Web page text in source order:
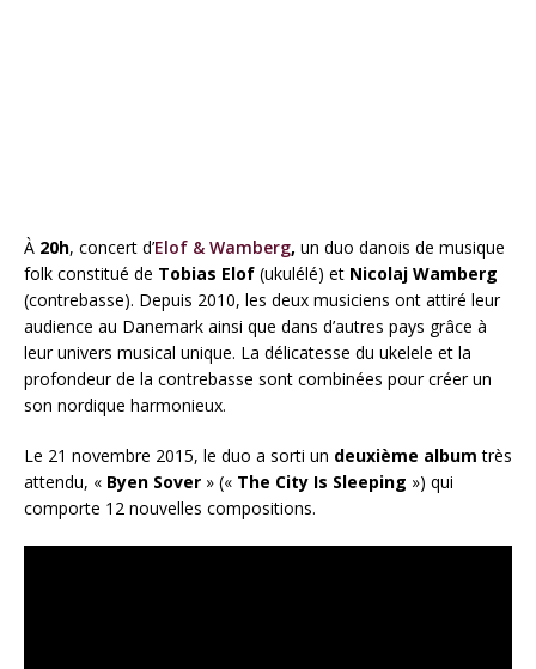
À 20h, concert d’Elof & Wamberg, un duo danois de musique
folk constitué de Tobias Elof (ukulélé) et Nicolaj Wamberg
(contrebasse). Depuis 2010, les deux musiciens ont attiré leur
audience au Danemark ainsi que dans d’autres pays grâce à
leur univers musical unique. La délicatesse du ukelele et la
profondeur de la contrebasse sont combinées pour créer un
son nordique harmonieux.
Le 21 novembre 2015, le duo a sorti un deuxième album très
attendu, « Byen Sover » (« The City Is Sleeping ») qui
comporte 12 nouvelles compositions.